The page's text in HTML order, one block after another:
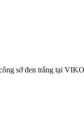
sở đen trắng tại